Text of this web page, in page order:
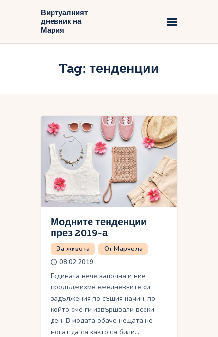
Виртуалният
дневник на
Мария
Tag: тенденции
Виртуалният дневник на Мария
Блог
Модните тенденции
през 2019-а
За живота
От Марчела
08.02.2019
Годината вече започна и ние
продължихме ежедневните си
задължения по същия начин, по
който сме ги извършвали всеки
ден. В модата обаче нещата не
могат да са както са били…